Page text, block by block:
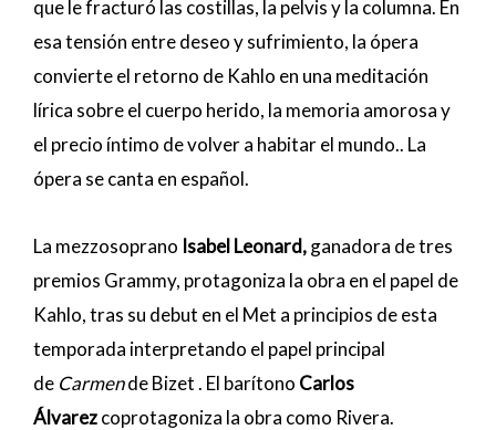
que le fracturó las costillas, la pelvis y la columna. En
esa tensión entre deseo y sufrimiento, la ópera
convierte el retorno de Kahlo en una meditación
lírica sobre el cuerpo herido, la memoria amorosa y
el precio íntimo de volver a habitar el mundo.. La
ópera se canta en español.
La mezzosoprano Isabel Leonard,ganadora de tres
premios Grammy, protagoniza la obra en el papel de
Kahlo, tras su debut en el Met a principios de esta
temporada interpretando el papel principal
de Carmende Bizet . El barítono Carlos
Álvarezcoprotagoniza la obra como Rivera.